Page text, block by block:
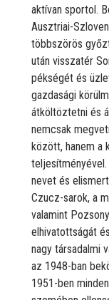
aktívan sportol.
Ausztriai-
többszörös
után visszatér
pékségét és
gazdasági
átköltöztetni és
nemcsak
között, hanem a
nevet és
Czucz-sarok, a
valamint
elhivatottságát
nagy társadalmi
az 1948-ban
1951-ben